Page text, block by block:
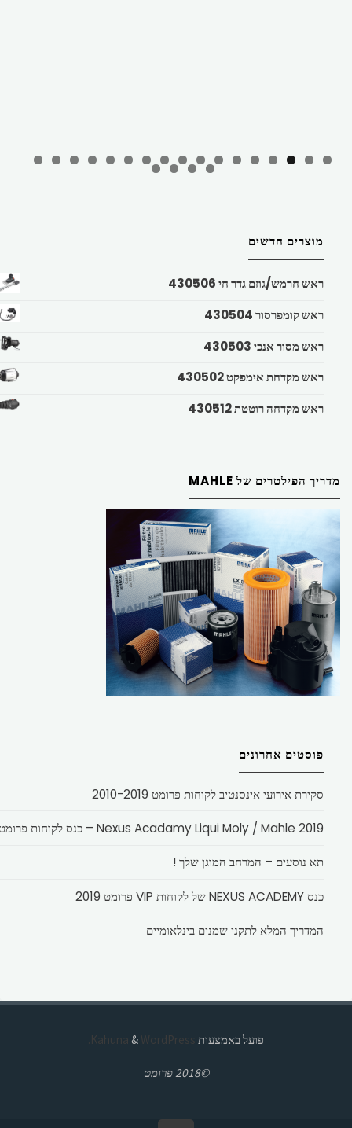
מוצרים חדשים
ראש חרמש/גוזם גדר חי 430506
ראש קומפרסור 430504
ראש מסור אנכי 430503
ראש מקדחת אימפקט 430502
ראש מקדחה רוטטת 430512
מדריך הפילטרים של MAHLE
פוסטים אחרונים
סקירת אירועי אינסנטיב לקוחות פרומט 2010-2019
Nexus Acadamy Liqui Moly / Mahle 2019 – כנס לקוחות פרומט
תא נוסעים – המרחב המוגן שלך !
כנס NEXUS ACADEMY של לקוחות VIP פרומט 2019
המדריך המלא לתקני שמנים בינלאומיים
פועל באמצעות & WordPress.
©2018 פרומט